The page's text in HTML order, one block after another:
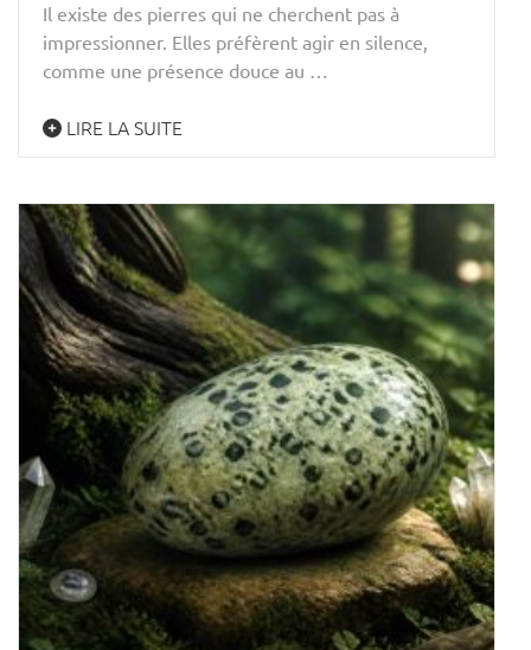
Il existe des pierres qui ne cherchent pas à
impressionner. Elles préfèrent agir en silence,
comme une présence douce au …
LIRE LA SUITE